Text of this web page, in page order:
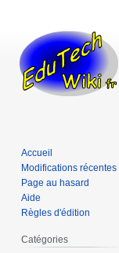
Accueil
Modifications récentes
Page au hasard
Aide
Règles d'édition
Catégories